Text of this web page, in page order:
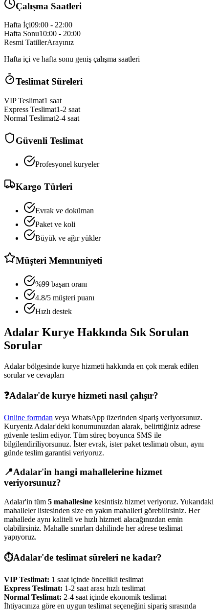
Çalışma Saatleri
Hafta İçi09:00 - 22:00
Hafta Sonu10:00 - 20:00
Resmi TatillerArayınız
Hafta içi ve hafta sonu geniş çalışma saatleri
Teslimat Süreleri
VIP Teslimat1 saat
Express Teslimat1-2 saat
Normal Teslimat2-4 saat
Güvenli Teslimat
Profesyonel kuryeler
Kargo Türleri
Evrak ve doküman
Paket ve koli
Büyük ve ağır yükler
Müşteri Memnuniyeti
%99 başarı oranı
4.8/5 müşteri puanı
Hızlı destek
Adalar Kurye Hakkında Sık Sorulan
Sorular
Adalarbölgesinde kurye hizmeti hakkında en çok merak edilen
sorular ve cevapları
❓Adalar'de kurye hizmeti nasıl çalışır?
Online formdan veya WhatsApp üzerinden sipariş veriyorsunuz.
KuryenizAdalar'deki konumunuzdan alarak, belirttiğiniz adrese
güvenle teslim ediyor. Tüm süreç boyunca SMS ile
bilgilendiriliyorsunuz. İster evrak, ister paket teslimatı olsun, aynı
günde teslim garantisi veriyoruz.
📍Adalar'in hangi mahallelerine hizmet
veriyorsunuz?
Adalar'in tüm 5 mahallesine kesintisiz hizmet veriyoruz. Yukarıdaki
mahalleler listesinden size en yakın mahalleri görebilirsiniz. Her
mahallede aynı kaliteli ve hızlı hizmeti alacağınızdan emin
olabilirsiniz. Mahalle sınırları dahilinde her adrese teslimat
yapıyoruz.
⏱️Adalar'de teslimat süreleri ne kadar?
VIP Teslimat: 1 saat içinde öncelikli teslimat
Express Teslimat: 1-2 saat arası hızlı teslimat
Normal Teslimat: 2-4 saat içinde ekonomik teslimat
İhtiyacınıza göre en uygun teslimat seçeneğini sipariş sırasında